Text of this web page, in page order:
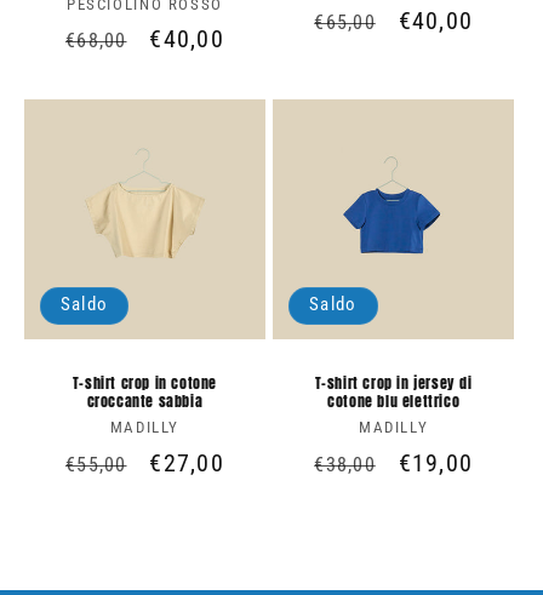
Produttore:
PESCIOLINO ROSSO
Prezzo
listino
€68,00
Prezzo
€40,00
Prezzo
€65,00
Prezzo
€40,00
Saldo
T-shirt crop in cotone
croccante sabbia
Produttore:
MADILLY
Prezzo
€55,00
Prezzo
€27,00
Saldo
T-shirt crop in jersey di
cotone blu elettrico
Produttore:
MADILLY
Prezzo
€38,00
Prezzo
€19,00